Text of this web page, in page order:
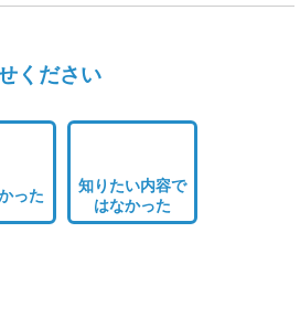
ください
った
知りたい内容で
はなかった